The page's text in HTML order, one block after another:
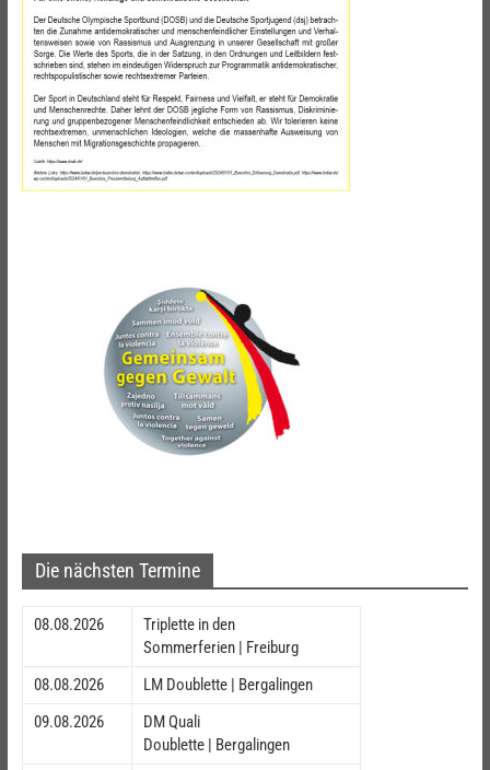
Die nächsten Termine
08.08.2026
Triplette in den
Sommerferien | Freiburg
08.08.2026
LM Doublette | Bergalingen
09.08.2026
DM Quali
Doublette | Bergalingen